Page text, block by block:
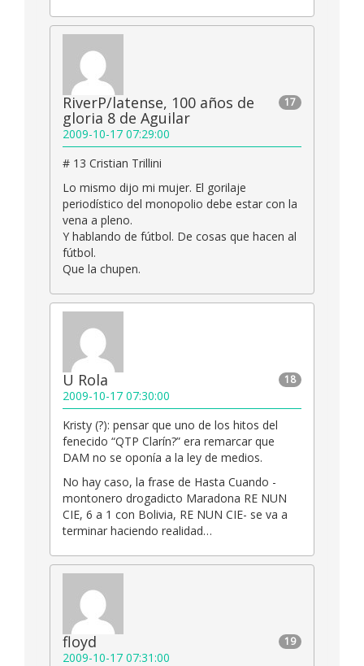
17
RiverP/latense, 100 años de
gloria 8 de Aguilar
2009-10-17 07:29:00
# 13 Cristian Trillini
Lo mismo dijo mi mujer. El gorilaje
periodístico del monopolio debe estar con la
vena a pleno.
Y hablando de fútbol. De cosas que hacen al
fútbol.
Que la chupen.
18
U Rola
2009-10-17 07:30:00
Kristy (?): pensar que uno de los hitos del
fenecido “QTP Clarín?” era remarcar que
DAM no se oponía a la ley de medios.
No hay caso, la frase de Hasta Cuando -
montonero drogadicto Maradona RE NUN
CIE, 6 a 1 con Bolivia, RE NUN CIE- se va a
terminar haciendo realidad…
19
floyd
2009-10-17 07:31:00